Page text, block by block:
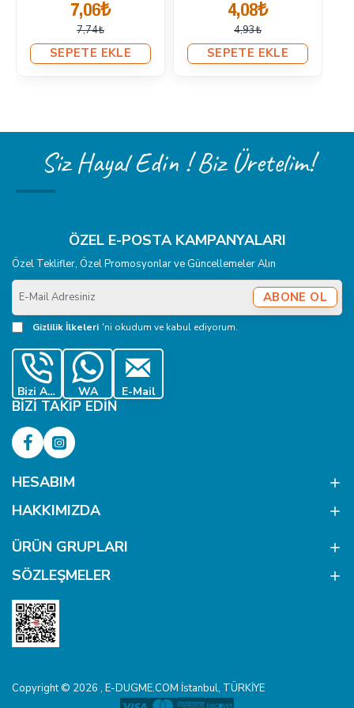
Aparatı SET-15MM-
CITCIT-400
1.099,90₺
1.416,70₺
SEPETE EKLE
Adet/pkt ERC0015PLPPK
349,99₺
455,59₺
Siz Hayal Edin ! Biz Üretelim!
ÖZEL E-POSTA KAMPANYALARI
Özel Teklifler, Özel Promosyonlar ve Güncellemeler Alın
E-
Mail
Adresiniz
ABONE OL
Gizlilik İlkeleri 'ni okudum ve kabul ediyorum.
Bizi Ara WA E-Mail
BIZI TAKIP EDIN
HESABIM
HAKKIMIZDA
ÜRÜN GRUPLARI
SÖZLEŞMELER
Copyright © 2026 , E-DUGME.COM İstanbul, TÜRKİYE